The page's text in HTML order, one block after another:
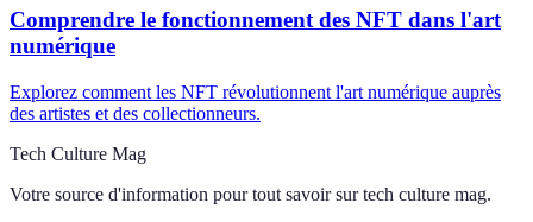
Comprendre le fonctionnement des NFT dans l'art
numérique
Explorez comment les NFT révolutionnent l'art numérique auprès
des artistes et des collectionneurs.
Tech Culture Mag
Votre source d'information pour tout savoir sur tech culture mag.